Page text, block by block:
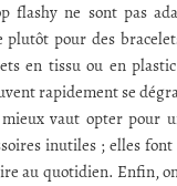
flashy ne sont pas
plutôt pour des
en tissu ou en
rapidement se
vaut opter pour
inutiles ; elles
au quotidien. Enfin,